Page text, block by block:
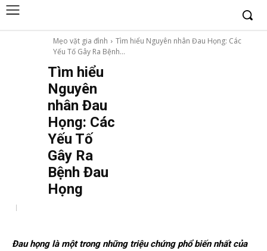
Mẹo vặt gia đình
Tìm hiểu Nguyên nhân Đau Họng: Các
Yếu Tố Gây Ra Bệnh...
Tìm hiểu
Nguyên
nhân Đau
Họng: Các
Yếu Tố
Gây Ra
Bệnh Đau
Họng
Đau họng là một trong những triệu chứng phổ biến nhất của